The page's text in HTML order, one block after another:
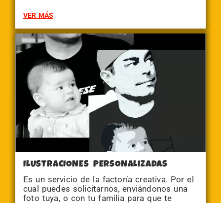
VER MÁS
ILUSTRACIONES PERSONALIZADAS
Es un servicio de la factoría creativa. Por el
cual puedes solicitarnos, enviándonos una
foto tuya, o con tu familia para que te